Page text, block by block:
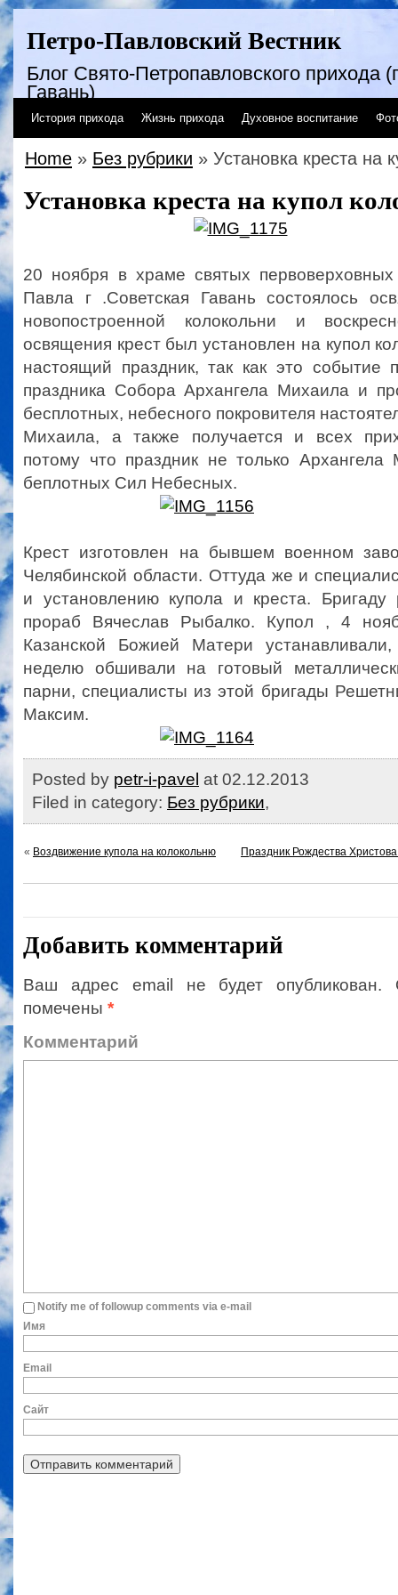
Петро-Павловский Вестник
Блог Свято-Петропавловского прихода
Гавань)
История прихода Жизнь прихода Духовное воспитание
Home » Без рубрики » Установка креста на
Установка креста на купол
20 ноября в храме святых
Павла г .Советская Гавань состоялось
новопостроенной колокольни и
освящения крест был установлен на купол
настоящий праздник, так как это событие
праздника Собора Архангела Михаила и
бесплотных, небесного покровителя
Михаила, а также получается и всех
потому что праздник не только
беплотных Сил Небесных.
Крест изготовлен на бывшем военном
Челябинской области. Оттуда же и
и установлению купола и креста. Бригаду
прораб Вячеслав Рыбалко. Купол , 4
Казанской Божией Матери
неделю обшивали на готовый
парни, специалисты из этой бригады
Максим.
Posted by petr-i-pavel at 02.12.2013
Filed in category: Без рубрики,
« Воздвижение купола на колокольню Праздник Рождества
Добавить комментарий
Ваш адрес email не будет опубликован.
помечены *
Notify me of followup comments via e-mail
Сайт